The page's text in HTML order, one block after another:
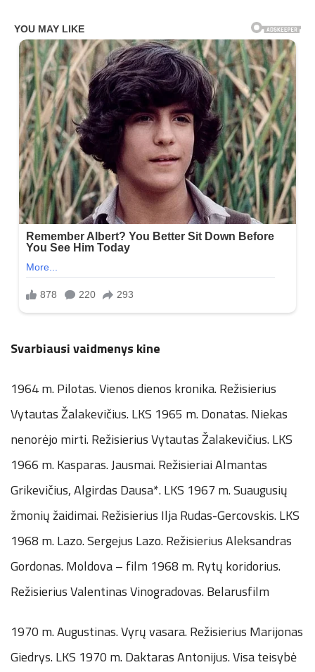
Svarbiausi vaidmenys kine
1964 m. Pilotas. Vienos dienos kronika. Režisierius
Vytautas Žalakevičius. LKS 1965 m. Donatas. Niekas
nenorėjo mirti. Režisierius Vytautas Žalakevičius. LKS
1966 m. Kasparas. Jausmai. Režisieriai Almantas
Grikevičius, Algirdas Dausa*. LKS 1967 m. Suaugusių
žmonių žaidimai. Režisierius Ilja Rudas-Gercovskis. LKS
1968 m. Lazo. Sergejus Lazo. Režisierius Aleksandras
Gordonas. Moldova – film 1968 m. Rytų koridorius.
Režisierius Valentinas Vinogradovas. Belarusfilm
1970 m. Augustinas. Vyrų vasara. Režisierius Marijonas
Giedrys. LKS 1970 m. Daktaras Antonijus. Visa teisybė